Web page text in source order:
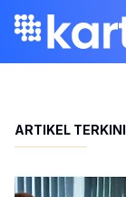
ARTIKEL TERKINI